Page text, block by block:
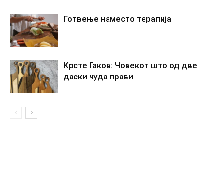
Готвење наместо терапија
Крсте Гаков: Човекот што од две
даски чуда прави